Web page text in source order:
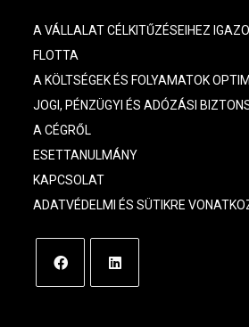
A VÁLLALAT CÉLKITŰZÉSEIHEZ
FLOTTA
A KÖLTSÉGEK ÉS FOLYAMATOK
JOGI, PÉNZÜGYI ÉS ADÓZÁSI
A CÉGRŐL
ESETTANULMÁNY
KAPCSOLAT
ADATVÉDELMI ÉS SÜTIKRE